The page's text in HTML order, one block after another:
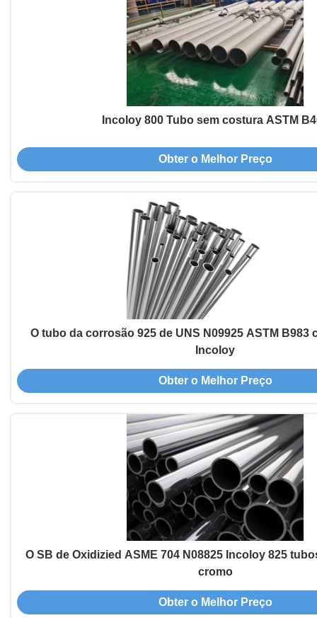
Incoloy 800 Tubo sem costura ASTM
Obter o Melhor Preço
O tubo da corrosão 925 de UNS N09925 ASTM B983
Incoloy
Obter o Melhor Preço
O SB de Oxidizied ASME 704 N08825 Incoloy 825
cromo
Obter o Melhor Preço